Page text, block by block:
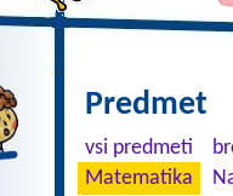
Predmet
vsi predmeti
Matematika